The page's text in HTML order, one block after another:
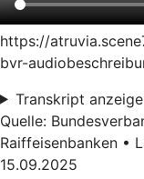
https://
bvr-
Transkript
Quelle:
Raiffeisenbanken •
15.09.2025